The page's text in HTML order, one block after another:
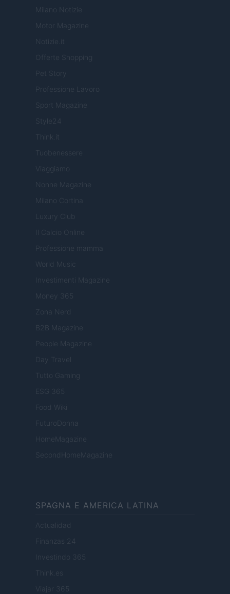
Milano Notizie
Motor Magazine
Notizie.it
Offerte Shopping
Pet Story
Professione Lavoro
Sport Magazine
Style24
Think.it
Tuobenessere
Viaggiamo
Nonne Magazine
Milano Cortina
Luxury Club
Il Calcio Online
Professione mamma
World Music
Investimenti Magazine
Money 365
Zona Nerd
B2B Magazine
People Magazine
Day Travel
Tutto Gaming
ESG 365
Food Wiki
FuturoDonna
HomeMagazine
SecondHomeMagazine
SPAGNA E AMERICA LATINA
Actualidad
Finanzas 24
Investindo 365
Think.es
Viajar 365